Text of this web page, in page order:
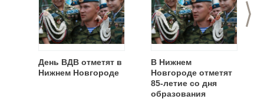
>
День ВДВ отметят в
Нижнем Новгороде
В Нижнем
Новгороде отметят
85-летие со дня
образования